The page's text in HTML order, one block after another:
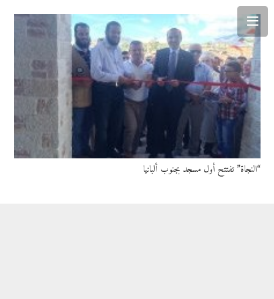
“النجاة” تفتتح أول مسجد بجنوب ألبانيا